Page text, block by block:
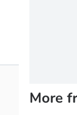
More